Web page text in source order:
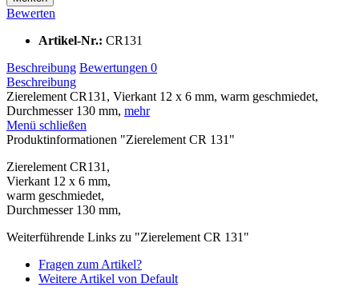
Bewerten
Artikel-Nr.: CR131
Beschreibung Bewertungen 0
Beschreibung
Zierelement CR131, Vierkant 12 x 6 mm, warm geschmiedet,
Durchmesser 130 mm, mehr
Menü schließen
Produktinformationen "Zierelement CR 131"
Zierelement CR131,
Vierkant 12 x 6 mm,
warm geschmiedet,
Durchmesser 130 mm,
Weiterführende Links zu "Zierelement CR 131"
Fragen zum Artikel?
Weitere Artikel von Default